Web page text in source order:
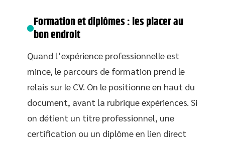
Formation et diplômes : les placer au
bon endroit
Quand l’expérience professionnelle est
mince, le parcours de formation prend le
relais sur le CV. On le positionne en haut du
document, avant la rubrique expériences. Si
on détient un titre professionnel, une
certification ou un diplôme en lien direct